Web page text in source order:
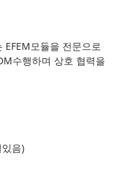
모듈을 전문으로
수행하며 상호 협력을
음)